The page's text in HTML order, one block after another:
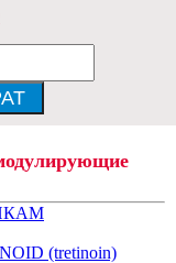
(tretinoin)